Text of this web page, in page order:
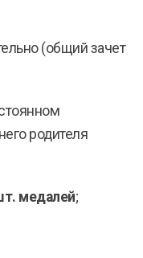
(общий зачет
родителя
медалей;